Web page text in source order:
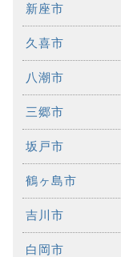
新座市
久喜市
八潮市
三郷市
坂戸市
鶴ヶ島市
吉川市
白岡市